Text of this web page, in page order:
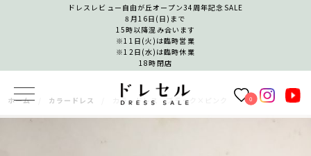
ドレスレビュー自由が丘オープン34周年記念SALE
8月16日(日)まで
15時以降混み合います
※11日(火)は臨時営業
※12日(水)は臨時休業
18時閉店
0
ホーム カラードレス カラードレス ブラック×ピンク